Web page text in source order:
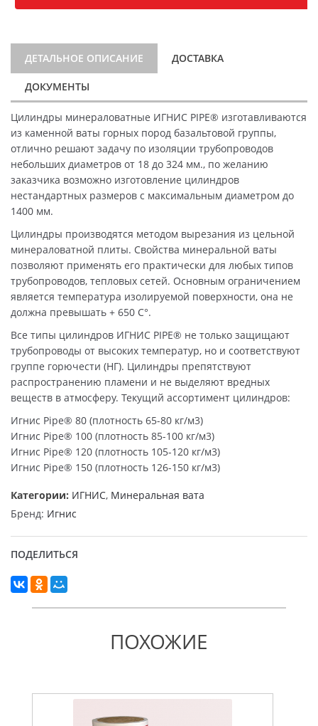
ДЕТАЛЬНОЕ ОПИСАНИЕ ДОСТАВКА
ДОКУМЕНТЫ
Цилиндры минераловатные ИГНИС PIPE® изготавливаются
из каменной ваты горных пород базальтовой группы,
отлично решают задачу по изоляции трубопроводов
небольших диаметров от 18 до 324 мм., по желанию
заказчика возможно изготовление цилиндров
нестандартных размеров с максимальным диаметром до
1400 мм.
Цилиндры производятся методом вырезания из цельной
минераловатной плиты. Свойства минеральной ваты
позволяют применять его практически для любых типов
трубопроводов, тепловых сетей. Основным ограничением
является температура изолируемой поверхности, она не
должна превышать + 650 C°.
Все типы цилиндров ИГНИС PIPE® не только защищают
трубопроводы от высоких температур, но и соответствуют
группе горючести (НГ). Цилиндры препятствуют
распространению пламени и не выделяют вредных
веществ в атмосферу. Текущий ассортимент цилиндров:
Игнис Pipe® 80 (плотность 65-80 кг/м3)
Игнис Pipe® 100 (плотность 85-100 кг/м3)
Игнис Pipe® 120 (плотность 105-120 кг/м3)
Игнис Pipe® 150 (плотность 126-150 кг/м3)
Категории: ИГНИС, Минеральная вата
Бренд: Игнис
ПОДЕЛИТЬСЯ
ПОХОЖИЕ